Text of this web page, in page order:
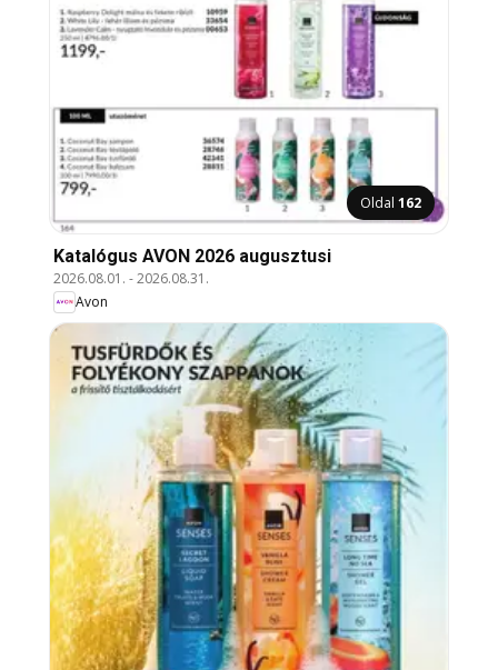
Oldal 162
Katalógus AVON 2026 augusztusi
2026.08.01. -2026.08.31.
Avon